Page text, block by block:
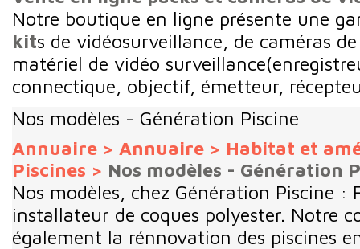
Notre boutique en ligne présente une
kits de vidéosurveillance, de caméras
matériel de vidéo
connectique, objectif, émetteur,
Nos modèles - Génération Piscine
Annuaire > Annuaire > Habitat et
Piscines > Nos modèles - Génération
Nos modèles, chez Génération Piscine :
installateur de coques polyester. Notre
également la rénnovation des piscines